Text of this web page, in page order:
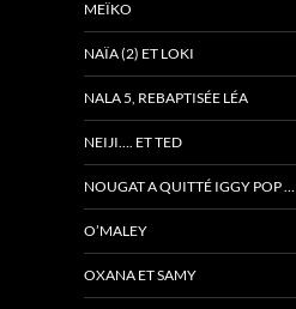
MEÏKO
NAÏA (2) ET LOKI
NALA 5, REBAPTISÉE LÉA
NEIJI…. ET TED
NOUGAT A QUITTÉ IGGY POP …
O’MALEY
OXANA ET SAMY